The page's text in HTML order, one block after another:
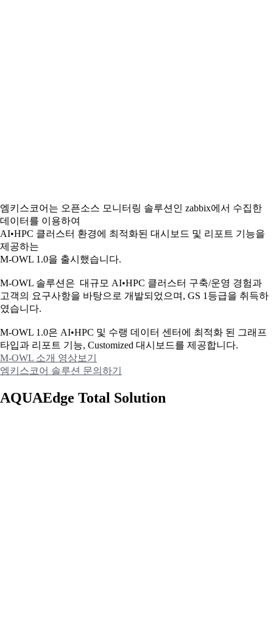
엠키스코어는 오픈소스 모니터링 솔루션인 zabbix에서 수집한
데이터를 이용하여
AI•HPC 클러스터 환경에 최적화된 대시보드 및 리포트 기능을
제공하는
M-OWL 1.0을 출시했습니다.
M-OWL 솔루션은 대규모 AI•HPC 클러스터 구축/운영 경험과
고객의 요구사항을 바탕으로 개발되었으며, GS 1등급을 취득하
였습니다.
M-OWL 1.0은 AI•HPC 및 수랭 데이터 센터에 최적화 된 그래프
타입과 리포트 기능, Customized 대시보드를 제공합니다.
M-OWL 소개 영상보기
엠키스코어 솔루션 문의하기
AQUAEdge Total Solution